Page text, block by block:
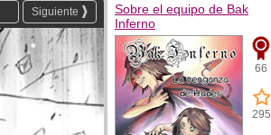
Siguiente
Sobre el equipo de Bak
Inferno
66
295